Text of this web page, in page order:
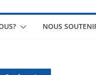
NOUS